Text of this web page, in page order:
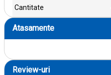
Cantitate
Atasamente
Review-uri